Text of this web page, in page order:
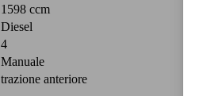
1598 ccm
Diesel
4
Manuale
trazione anteriore